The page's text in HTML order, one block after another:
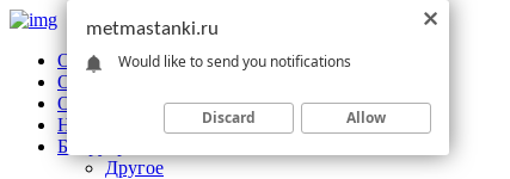
Обзоры станков
Оборудование
Обработка
Новости отрасли
Без рубрики
Другое
metmastanki.ru
Would like to send you notifications
Discard Allow